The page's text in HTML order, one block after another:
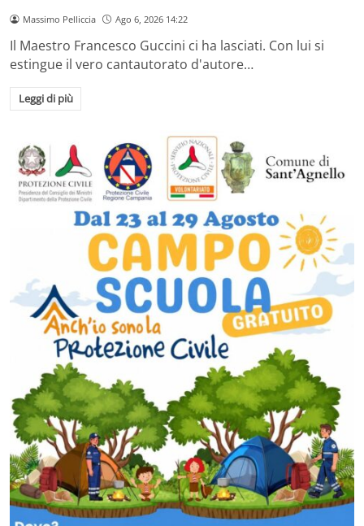
Massimo Pelliccia Ago 6, 2026 14:22
Il Maestro Francesco Guccini ci ha lasciati. Con lui si
estingue il vero cantautorato d'autore…
Leggi di più